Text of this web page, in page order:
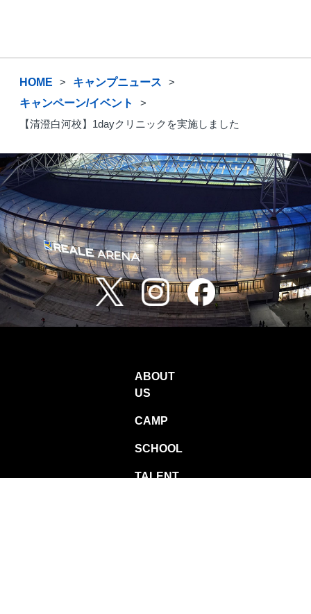
HOME
キャンプニュース
キャンペーン/イベント
【清澄白河校】1dayクリニックを実施しました
ABOUT
US
CAMP
SCHOOL
TALENT